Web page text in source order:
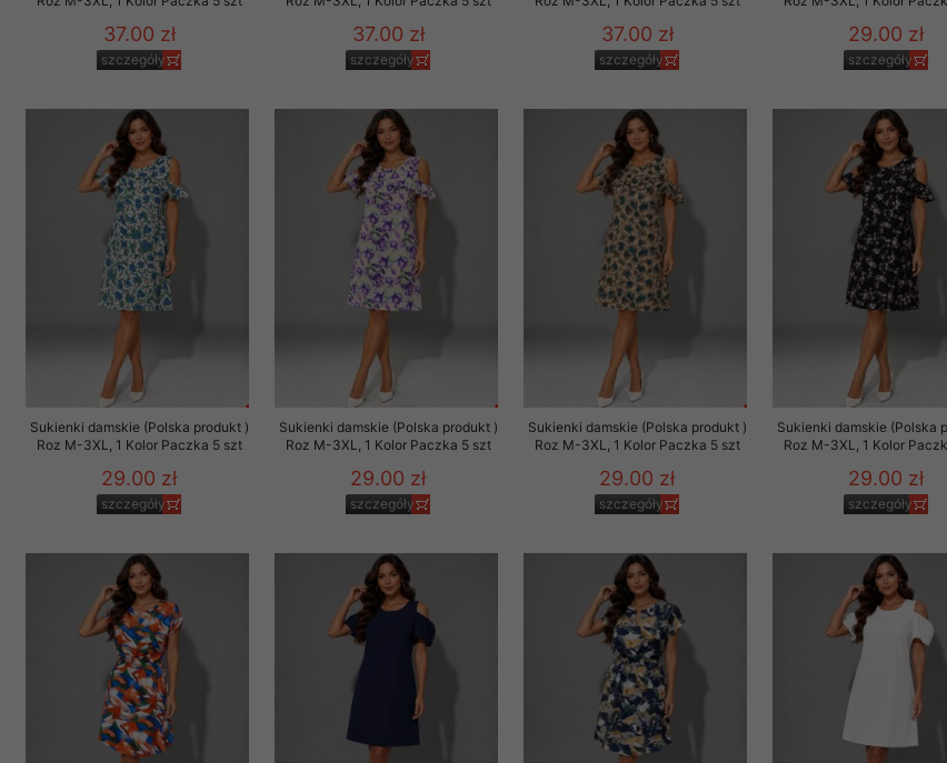
37.00 zł
szczegóły
37.00 zł
szczegóły
37.00 zł
szczegóły
29.00 zł
szczegóły
Sukienki damskie (Polska produkt )
Roz M-3XL, 1 Kolor Paczka 5 szt
29.00 zł
szczegóły
Sukienki damskie (Polska produkt )
Roz M-3XL, 1 Kolor Paczka 5 szt
29.00 zł
szczegóły
Sukienki damskie (Polska produkt )
Roz M-3XL, 1 Kolor Paczka 5 szt
29.00 zł
szczegóły
Sukienki damskie (Polska
Roz M-3XL, 1 Kolor
29.00 zł
szczegóły